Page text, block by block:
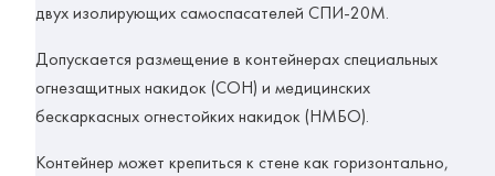
двух изолирующих самоспасателей СПИ-20М.
Допускается размещение в контейнерах специальных
огнезащитных накидок (СОН) и медицинских
бескаркасных огнестойких накидок (НМБО).
Контейнер может крепиться к стене как горизонтально,